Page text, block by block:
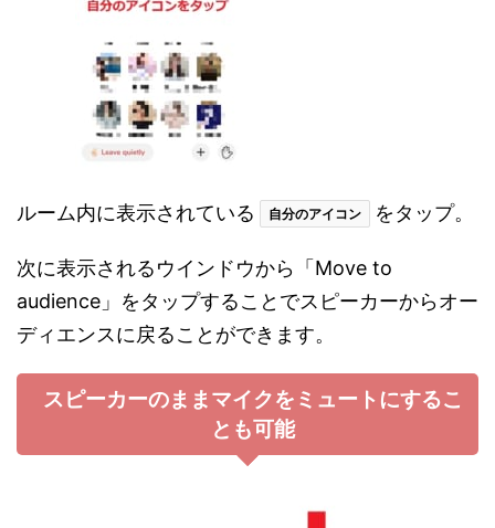
ルーム内に表示されている 自分のアイコン をタップ。
次に表示されるウインドウから「Move to
audience」をタップすることでスピーカーからオー
ディエンスに戻ることができます。
スピーカーのままマイクをミュートにするこ
とも可能